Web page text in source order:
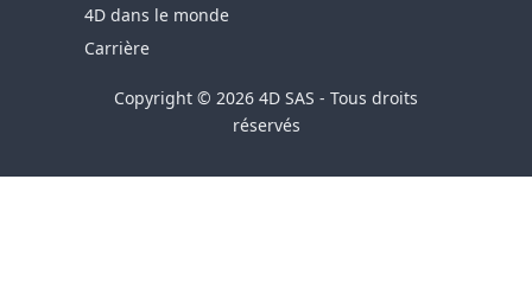
4D dans le monde
Carrière
Copyright © 2026 4D SAS - Tous droits
réservés